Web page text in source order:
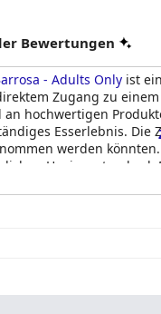
Bewertungen
- Adults Only ist
Zugang zu
hochwertigen
Esserlebnis.
werden
Hygienestandard.
ist geräumig,
des Hotels, nur
der Kinder entfliehen